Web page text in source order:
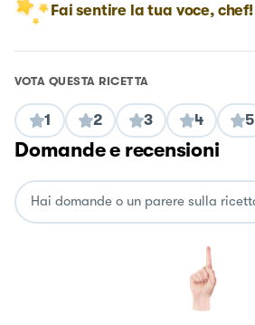
Fai sentire la tua voce, chef!
VOTA QUESTA RICETTA
1 2 3 4 5
Domande e recensioni